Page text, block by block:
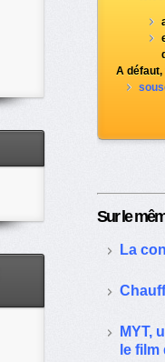
A défaut,
Sur le
La
MYT,
le